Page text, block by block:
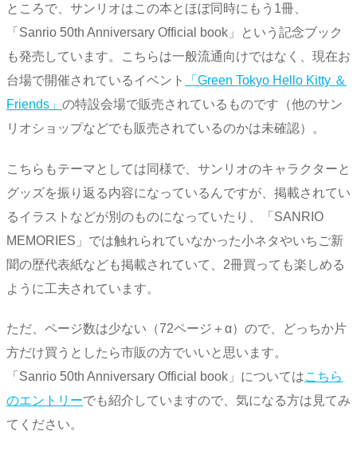
ところで、サンリオはこの本とほぼ同時にもう1冊、
「Sanrio 50th Anniversary Official book」という記念ブック
も発売しています。こちらは一般流通向けではなく、現在お
台場で開催されているイベント
「Green Tokyo Hello Kitty ＆
Friends」 の特設会場で販売されているものです（他のサン
リオショップなどでも販売されているのかは未確認）。
こちらもテーマとしては同様で、サンリオのキャラクターと
グッズを振り返る内容になっているんですが、掲載されてい
るイラストなどが別のものになっていたり、「SANRIO
MEMORIES」では触れられていなかった小ネタやいちご新
聞の歴代表紙なども掲載されていて、2冊買っても楽しめる
ように工夫されています。
ただ、ページ数は少ない（72ページ＋α）ので、どっちか片
方だけ買うとしたら市販の方でいいと思います。
「Sanrio 50th Anniversary Official book」についてはこちら
のエントリーでも紹介していますので、気になる方は見てみ
てください。